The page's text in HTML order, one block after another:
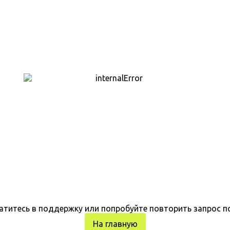
в поддержку или попробуйте повторить запрос
На главную